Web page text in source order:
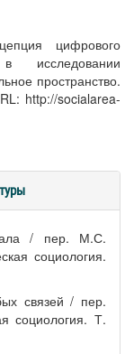
цифрового
в исследовании
пространство.
http://socialarea-
/ пер. М.С.
социология.
связей / пер.
социология. Т.